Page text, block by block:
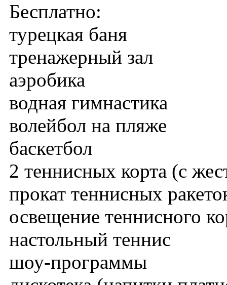
Бесплатно:
турецкая баня
тренажерный зал
аэробика
водная гимнастика
волейбол на пляже
баскетбол
2 теннисных корта (с
прокат теннисных
освещение теннисного
настольный теннис
шоу-программы